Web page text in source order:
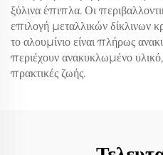
ξύλινα έπιπλα. Οι
επιλογή μεταλλικών δίκλινων
το αλουμίνιο είναι πλήρως
περιέχουν ανακυκλωμένο
πρακτικές ζωής.